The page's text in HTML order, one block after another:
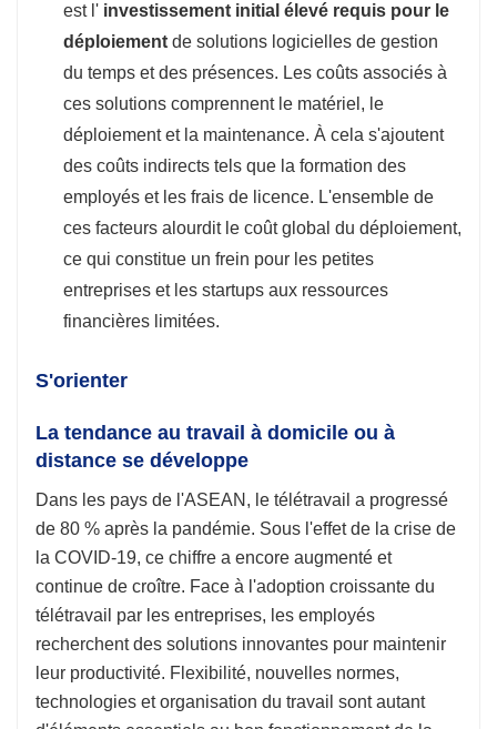
est l' investissement initial élevé requis pour le
déploiement de solutions logicielles de gestion
du temps et des présences. Les coûts associés à
ces solutions comprennent le matériel, le
déploiement et la maintenance. À cela s'ajoutent
des coûts indirects tels que la formation des
employés et les frais de licence. L'ensemble de
ces facteurs alourdit le coût global du déploiement,
ce qui constitue un frein pour les petites
entreprises et les startups aux ressources
financières limitées.
S'orienter
La tendance au travail à domicile ou à
distance se développe
Dans les pays de l'ASEAN, le télétravail a progressé
de 80 % après la pandémie. Sous l'effet de la crise de
la COVID-19, ce chiffre a encore augmenté et
continue de croître. Face à l'adoption croissante du
télétravail par les entreprises, les employés
recherchent des solutions innovantes pour maintenir
leur productivité. Flexibilité, nouvelles normes,
technologies et organisation du travail sont autant